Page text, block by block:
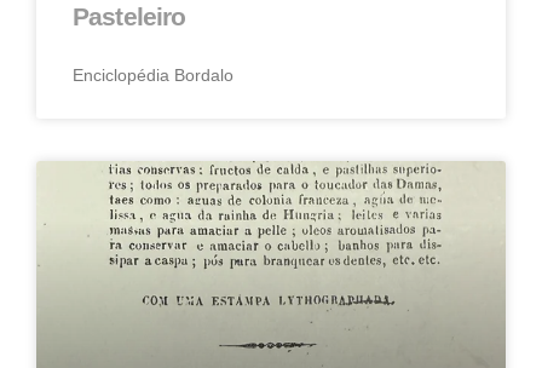
Pasteleiro
Enciclopédia Bordalo